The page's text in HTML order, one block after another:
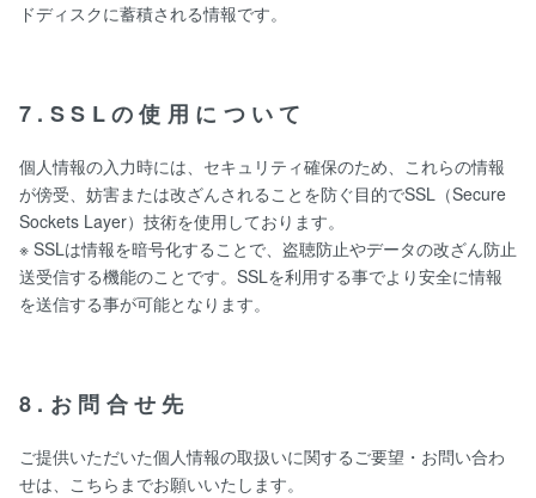
ドディスクに蓄積される情報です。
7.SSLの使用について
個人情報の入力時には、セキュリティ確保のため、これらの情報
が傍受、妨害または改ざんされることを防ぐ目的でSSL（Secure
Sockets Layer）技術を使用しております。
※ SSLは情報を暗号化することで、盗聴防止やデータの改ざん防止
送受信する機能のことです。SSLを利用する事でより安全に情報
を送信する事が可能となります。
8.お問合せ先
ご提供いただいた個人情報の取扱いに関するご要望・お問い合わ
せは、こちらまでお願いいたします。